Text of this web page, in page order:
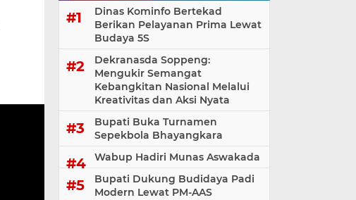
Dinas Kominfo Bertekad
Berikan Pelayanan Prima Lewat
Budaya 5S
Dekranasda Soppeng:
Mengukir Semangat
Kebangkitan Nasional Melalui
Kreativitas dan Aksi Nyata
Bupati Buka Turnamen
Sepekbola Bhayangkara
Wabup Hadiri Munas Aswakada
Bupati Dukung Budidaya Padi
Modern Lewat PM-AAS